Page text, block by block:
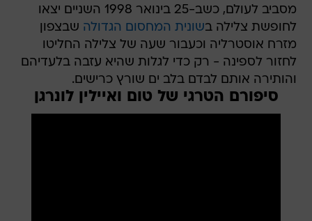
מסביב לעולם, כשב-25 בינואר 1998 השניים יצאו
לחופשת צלילה בשונית המחסום הגדולה שבצפון
מזרח אוסטרליה וכעבור שעה של צלילה החליטו
לחזור לספינה - רק כדי לגלות שהיא עזבה בלעדיהם
והותירה אותם לבדם בלב ים שורץ כרישים.
סיפורם הטרגי של טום ואיילין לונרגן